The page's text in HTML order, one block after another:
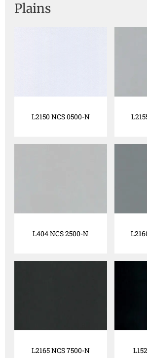
Plains
L2150 NCS 0500-N
L404 NCS 2500-N
L2165 NCS 7500-N